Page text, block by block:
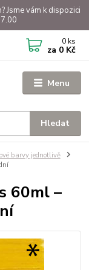
Jsme vám k dispozici
Menu
Hledat
0 ks
za 0 Kč
barvy jednotlivě
60ml –